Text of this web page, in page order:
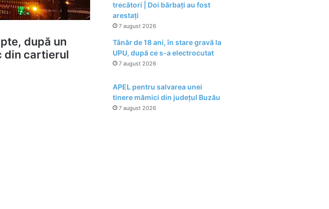
după un
din cartierul
trecători | Doi bărbați au fost
arestați
7 august 2026
Tânăr de 18 ani, în stare gravă la
UPU, după ce s-a electrocutat
7 august 2026
APEL pentru salvarea unei
tinere mămici din județul Buzău
7 august 2026